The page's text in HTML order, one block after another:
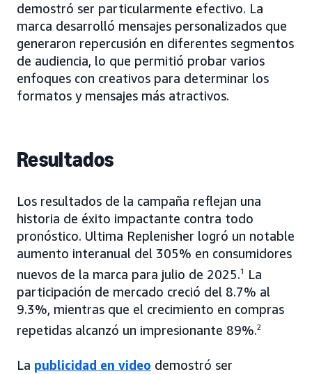
demostró ser particularmente efectivo. La
marca desarrolló mensajes personalizados que
generaron repercusión en diferentes segmentos
de audiencia, lo que permitió probar varios
enfoques con creativos para determinar los
formatos y mensajes más atractivos.
Resultados
Los resultados de la campaña reflejan una
historia de éxito impactante contra todo
pronóstico. Ultima Replenisher logró un notable
aumento interanual del 305% en consumidores
nuevos de la marca para julio de 2025.1
La
participación de mercado creció del 8.7% al
9.3%, mientras que el crecimiento en compras
repetidas alcanzó un impresionante 89%.2
La publicidad en video demostró ser